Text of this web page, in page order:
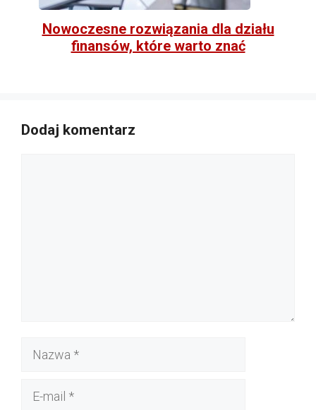
Nowoczesne rozwiązania dla działu
finansów, które warto znać
Dodaj komentarz
Nazwa